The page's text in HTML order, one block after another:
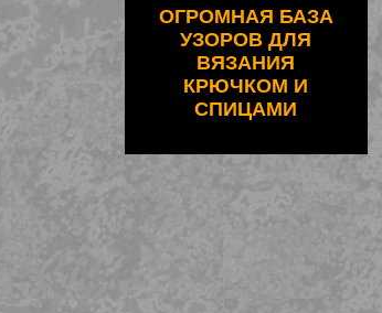
ОГРОМНАЯ БАЗА
УЗОРОВ ДЛЯ
ВЯЗАНИЯ
КРЮЧКОМ И
СПИЦАМИ